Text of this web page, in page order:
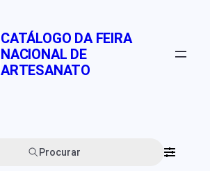
CATÁLOGO DA FEIRA
NACIONAL DE
ARTESANATO
Procurar